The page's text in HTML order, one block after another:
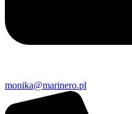
monika@marinero.pl